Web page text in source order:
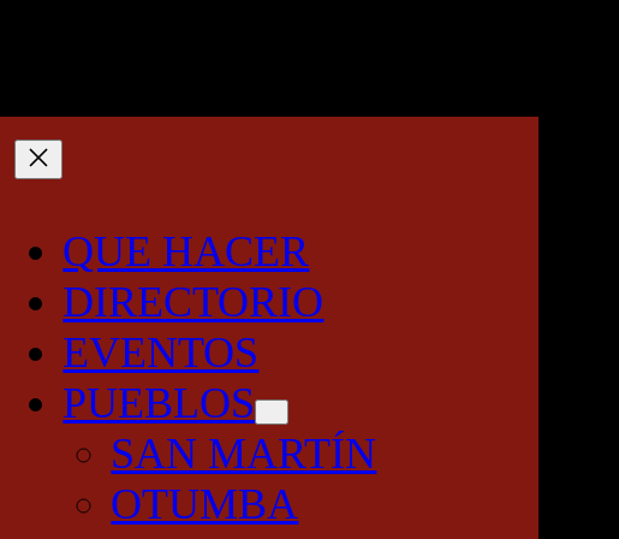
QUE HACER
DIRECTORIO
EVENTOS
PUEBLOS
SAN MARTÍN
OTUMBA